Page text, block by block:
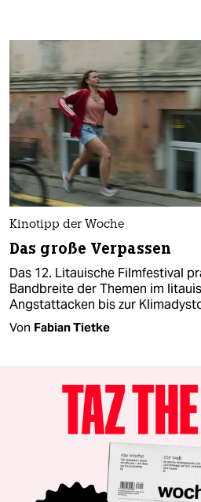
Kinotipp der Woche
Das große Verpassen
Das 12. Litauische Filmfestival
Bandbreite der Themen im
Angstattacken bis zur
Von Fabian Tietke